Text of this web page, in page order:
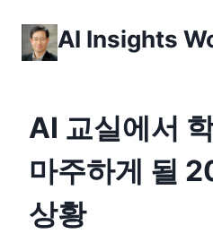
AI Insights
AI 교실에서
마주하게 될
상황